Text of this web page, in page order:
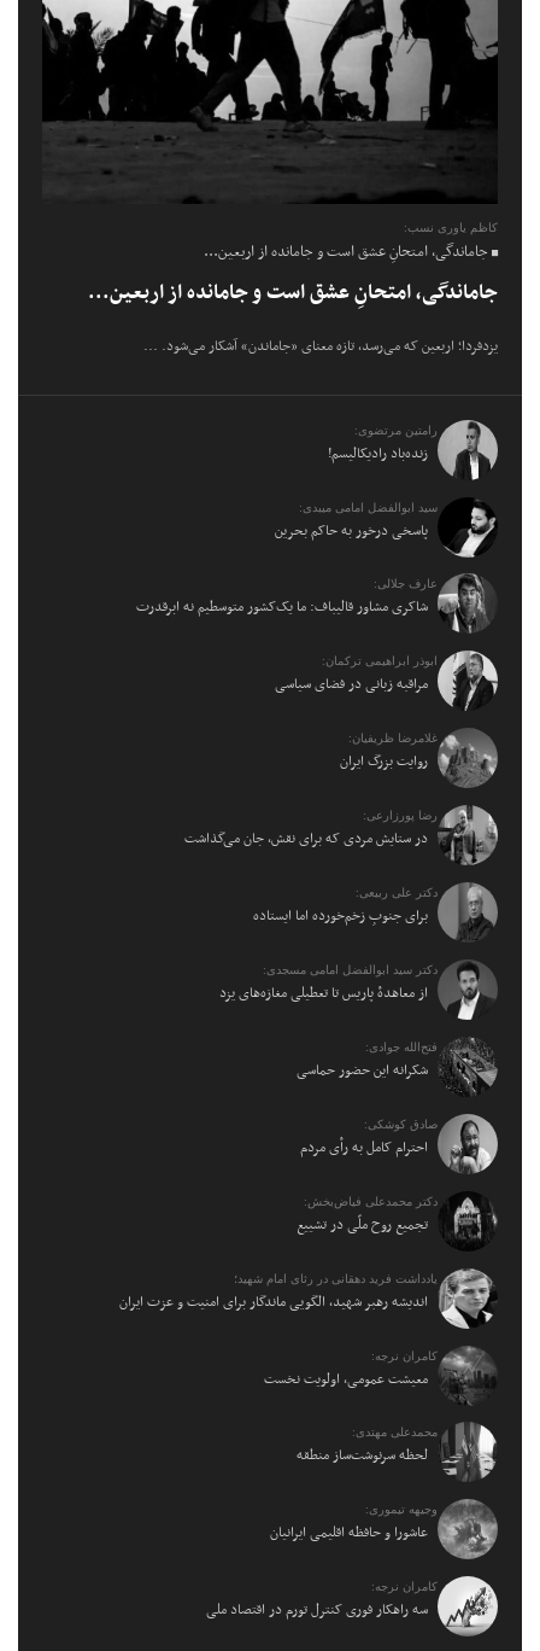
کاظم یاوری نسب:
جاماندگی، امتحانِ عشق است و جامانده از اربعین...
جاماندگی، امتحانِ عشق است و جامانده از اربعین...
یزدفردا؛ اربعین که می‌رسد، تازه معنای «جاماندن» آشکار می‌شود. ...
رامتین مرتضوی:
زنده‌باد رادیکالیسم!
سید ابوالفضل امامی میبدی:
پاسخی درخور به حاکم بحرین
عارف جلالی:
شاکری مشاور قالیباف: ما یک‌کشور متوسطیم نه ابرقدرت
ابوذر ابراهیمی ترکمان:
مراقبه زبانی در فضای سیاسی
غلامرضا ظریفیان:
روایت بزرگ ایران
رضا پورزارعی:
در ستایش مردی که برای نقش، جان می‌گذاشت
دکتر علی ربیعی:
برای جنوبِ زخم‌خورده اما ایستاده
دکتر سید ابوالفضل امامی مسجدی:
از معاهدهٔ پاریس تا تعطیلی مغازه‌های یزد
فتح‌الله جوادی:
شکرانه این حضور حماسی
صادق کوشکی:
احترام کامل به رأی مردم
دکتر محمدعلی فیاض‌بخش:
تجمیع روح ملّی در تشییع
یادداشت فرید دهقانی در رثای امام شهید؛
اندیشه رهبر شهید، الگویی ماندگار برای امنیت و عزت ایران
کامران نرجه:
معیشت عمومی، اولویت نخست
محمدعلی مهتدی:
لحظه سرنوشت‌ساز منطقه
وجیهه تیموری:
عاشورا و حافظه اقلیمی ایرانیان
کامران نرجه:
سه راهکار فوری کنترل تورم در اقتصاد ملی